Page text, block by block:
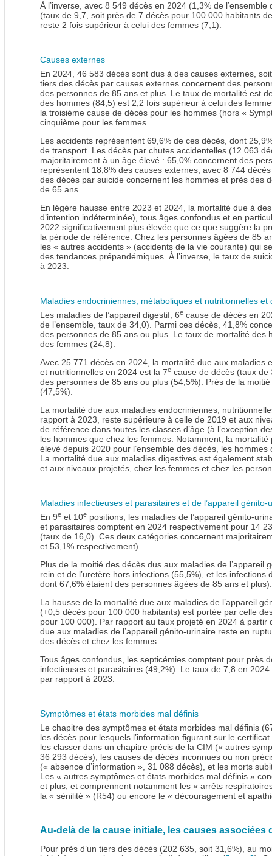
À l’inverse, avec 8 549 décès en 2024 (1,3% de
(taux de 9,7, soit près de 7 décès pour 100 000 habitants
reste 2 fois supérieur à celui des femmes (7,1).
Causes externes
En 2024, 46 583 décès sont dus à des causes externes,
tiers des décès par causes externes concernent des
des personnes de 85 ans et plus. Le taux de mortalité est
des hommes (84,5) est 2,2 fois supérieur à celui des
la troisième cause de décès pour les hommes (hors «
cinquième pour les femmes.
Les accidents représentent 69,6% de ces décès, dont
de transport. Les décès par chutes accidentelles (12 063
majoritairement à un âge élevé : 65,0% concernent des
représentent 18,8% des causes externes, avec 8 744
des décès par suicide concernent les hommes et près des
de 65 ans.
En légère hausse entre 2023 et 2024, la mortalité due à
d’intention indéterminée), tous âges confondus et en
2022 significativement plus élevée que ce que suggère la
la période de référence. Chez les personnes âgées de 85
les « autres accidents » (accidents de la vie courante) qui
des tendances prépandémiques. À l’inverse, le taux de
à 2023.
Maladies endocriniennes, métaboliques et nutritionnelles et
Les maladies de l’appareil digestif, 6e cause de décès en
de l’ensemble, taux de 34,0). Parmi ces décès, 41,8%
des personnes de 85 ans ou plus. Le taux de mortalité des
des femmes (24,8).
Avec 25 771 décès en 2024, la mortalité due aux maladies
et nutritionnelles en 2024 est la 7e cause de décès (taux de
des personnes de 85 ans ou plus (54,5%). Près de la
(47,5%).
La mortalité due aux maladies endocriniennes,
rapport à 2023, reste supérieure à celle de 2019 et aux
de référence dans toutes les classes d’âge (à l’exception
les hommes que chez les femmes. Notamment, la
élevé depuis 2020 pour l’ensemble des décès, les
La mortalité due aux maladies digestives est également
et aux niveaux projetés, chez les femmes et chez les
Maladies infectieuses et parasitaires et de l’appareil génito-
En 9e et 10e positions, les maladies de l’appareil génito-
et parasitaires comptent en 2024 respectivement pour 14
(taux de 16,0). Ces deux catégories concernent
et 53,1% respectivement).
Plus de la moitié des décès dus aux maladies de l’appareil
rein et de l’uretère hors infections (55,5%), et les infections
dont 67,6% étaient des personnes âgées de 85 ans et plus).
La hausse de la mortalité due aux maladies de l’appareil
(+0,5 décès pour 100 000 habitants) est portée par celle
pour 100 000). Par rapport au taux projeté en 2024 à
due aux maladies de l’appareil génito-urinaire reste en
des décès et chez les femmes.
Tous âges confondus, les septicémies comptent pour près
infectieuses et parasitaires (49,2%). Le taux de 7,8 en
par rapport à 2023.
Symptômes et états morbides mal définis
Le chapitre des symptômes et états morbides mal définis
les décès pour lesquels l’information figurant sur le
les classer dans un chapitre précis de la CIM (« autres
36 293 décès), les causes de décès inconnues ou non
(« absence d’information », 31 088 décès), et les morts
Les « autres symptômes et états morbides mal définis »
et plus, et comprennent notamment les « arrêts
la « sénilité » (R54) ou encore le « découragement et
Au-delà de la cause initiale, les causes associées
Pour près d’un tiers des décès (202 635, soit 31,6%), au